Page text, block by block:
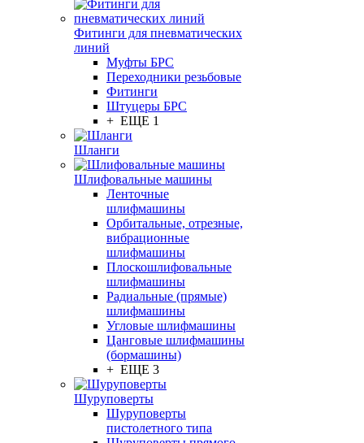
Фитинги для пневматических
линий
Муфты БРС
Переходники резьбовые
Фитинги
Штуцеры БРС
+ ЕЩЕ 1
Шланги
Шлифовальные машины
Ленточные
шлифмашины
Орбитальные, отрезные,
вибрационные
шлифмашины
Плоскошлифовальные
шлифмашины
Радиальные (прямые)
шлифмашины
Угловые шлифмашины
Цанговые шлифмашины
(бормашины)
+ ЕЩЕ 3
Шуруповерты
Шуруповерты
пистолетного типа